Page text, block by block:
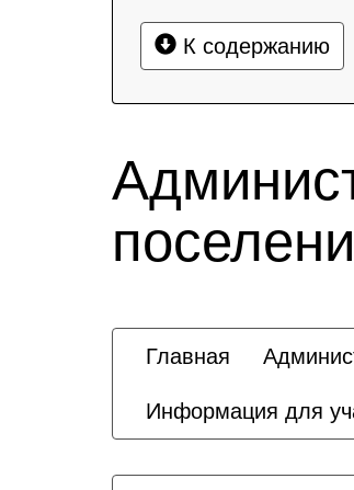
К содержанию
Главная
Информация для